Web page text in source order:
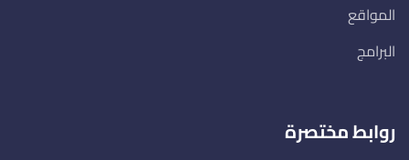
المواقع
البرامج
روابط مختصرة